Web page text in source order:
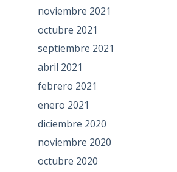
noviembre 2021
octubre 2021
septiembre 2021
abril 2021
febrero 2021
enero 2021
diciembre 2020
noviembre 2020
octubre 2020